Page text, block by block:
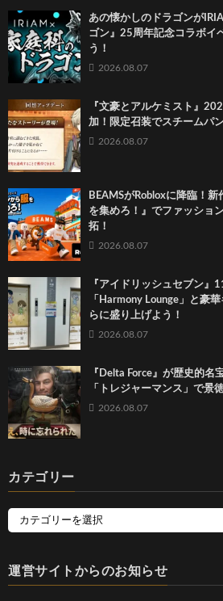
あの懐かしのドラゴンが
ゴン』25周年記念コラボイ
う！
2026.08.07
『文豪とアルケミスト』
加！限定召装でスチームパ
2026.08.07
BEAMSがRobloxに降臨！
を集めろ！』でファッショ
拓！
2026.08.07
『アイドリッシュセブン』
「Harmony Lounge」と豪
らに盛り上げよう！
2026.08.07
『Delta Force』が歴史的名
「トレジャーマンス」で景
2026.08.07
カテゴリー
運営サイトからのお知らせ